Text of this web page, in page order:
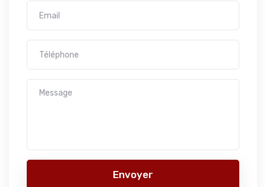
Envoyer